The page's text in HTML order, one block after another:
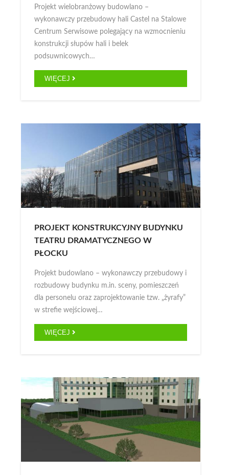
Projekt wielobranżowy budowlano –
wykonawczy przebudowy hali Castel na Stalowe
Centrum Serwisowe polegający na wzmocnieniu
konstrukcji słupów hali i belek
podsuwnicowych…
WIĘCEJ
PROJEKT KONSTRUKCYJNY BUDYNKU
TEATRU DRAMATYCZNEGO W
PŁOCKU
Projekt budowlano – wykonawczy przebudowy i
rozbudowy budynku m.in. sceny, pomieszczeń
dla personelu oraz zaprojektowanie tzw. „żyrafy”
w strefie wejściowej…
WIĘCEJ